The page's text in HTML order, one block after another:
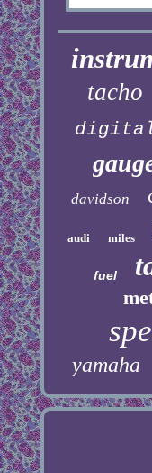
tacho
davidson
audi miles
fuel
yamaha